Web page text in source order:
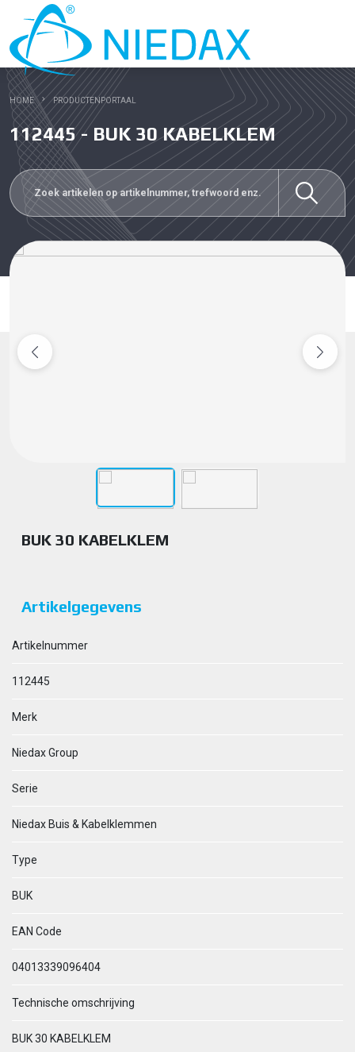
HOME PRODUCTENPORTAAL
112445 - BUK 30 KABELKLEM
BUK 30 KABELKLEM
Artikelgegevens
Artikelnummer
112445
Merk
Niedax Group
Serie
Niedax Buis & Kabelklemmen
Type
BUK
EAN Code
04013339096404
Technische omschrijving
BUK 30 KABELKLEM